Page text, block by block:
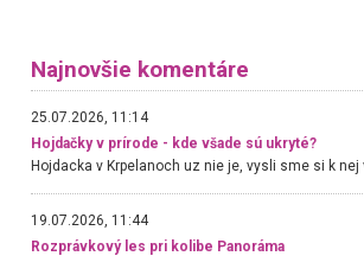
Najnovšie komentáre
25.07.2026, 11:14
Hojdačky v prírode - kde všade sú ukryté?
19.07.2026, 11:44
Rozprávkový les pri kolibe Panoráma